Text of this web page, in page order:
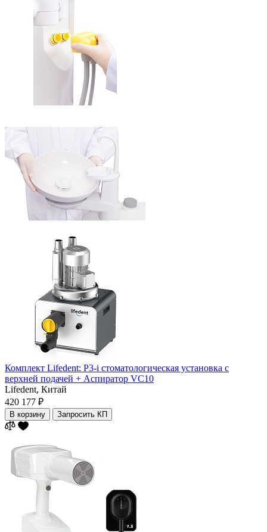
Комплект Lifedent: P3-i стоматологическая установка с
верхней подачей + Аспиратор VC10
Lifedent, Китай
420 177 ₽
В корзину Запросить КП